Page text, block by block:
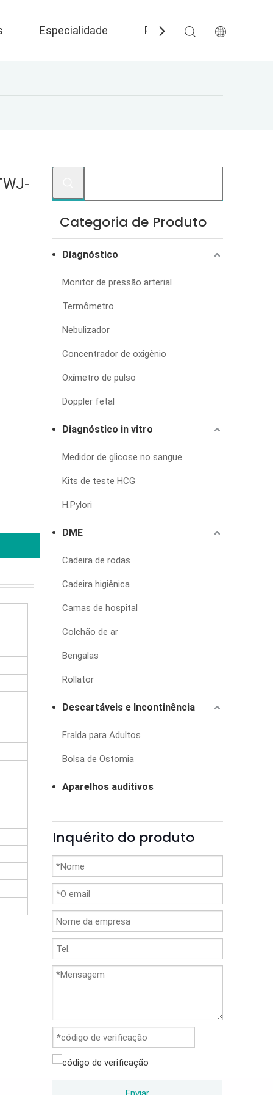
Especialidade Perguntas frequentes
Categoria de Produto
Diagnóstico
Monitor de pressão arterial
Termômetro
Nebulizador
Concentrador de oxigênio
Oxímetro de pulso
Doppler fetal
Diagnóstico in vitro
Medidor de glicose no sangue
Kits de teste HCG
H.Pylori
DME
Cadeira de rodas
Cadeira higiênica
Camas de hospital
Colchão de ar
Bengalas
Rollator
Descartáveis e Incontinência
Fralda para Adultos
Bolsa de Ostomia
Aparelhos auditivos
Inquérito do produto